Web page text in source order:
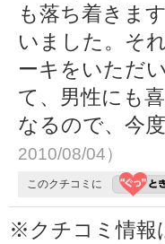
も落ち着きま
いました。そ
ーキをいただ
て、男性にも
なるので、今
2010/08/04）
このクチコミに
※クチコミ情報